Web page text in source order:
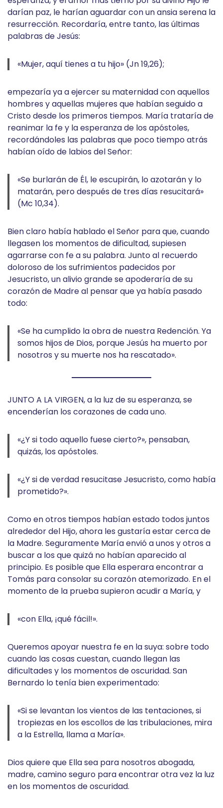
darían paz, le harían aguardar con un ansia serena la
resurrección. Recordaría, entre tanto, las últimas
palabras de Jesús:
«Mujer, aquí tienes a tu hijo» (Jn 19,26);
empezaría ya a ejercer su maternidad con aquellos
hombres y aquellas mujeres que habían seguido a
Cristo desde los primeros tiempos. María trataría de
reanimar la fe y la esperanza de los apóstoles,
recordándoles las palabras que poco tiempo atrás
habían oído de labios del Señor:
«Se burlarán de Él, le escupirán, lo azotarán y lo
matarán, pero después de tres días resucitará»
(Mc 10,34).
Bien claro había hablado el Señor para que, cuando
llegasen los momentos de dificultad, supiesen
agarrarse con fe a su palabra. Junto al recuerdo
doloroso de los sufrimientos padecidos por
Jesucristo, un alivio grande se apoderaría de su
corazón de Madre al pensar que ya había pasado
todo:
«Se ha cumplido la obra de nuestra Redención. Ya
somos hijos de Dios, porque Jesús ha muerto por
nosotros y su muerte nos ha rescatado».
JUNTO A LA VIRGEN, a la luz de su esperanza, se
encenderían los corazones de cada uno.
«¿Y si todo aquello fuese cierto?», pensaban,
quizás, los apóstoles.
«¿Y si de verdad resucitase Jesucristo, como había
prometido?».
Como en otros tiempos habían estado todos juntos
alrededor del Hijo, ahora les gustaría estar cerca de
la Madre. Seguramente María envió a unos y otros a
buscar a los que quizá no habían aparecido al
principio. Es posible que Ella esperara encontrar a
Tomás para consolar su corazón atemorizado. En el
momento de la prueba supieron acudir a María, y
«con Ella, ¡qué fácil!».
Queremos apoyar nuestra fe en la suya: sobre todo
cuando las cosas cuestan, cuando llegan las
dificultades y los momentos de oscuridad. San
Bernardo lo tenía bien experimentado:
«Si se levantan los vientos de las tentaciones, si
tropiezas en los escollos de las tribulaciones, mira
a la Estrella, llama a María».
Dios quiere que Ella sea para nosotros abogada,
madre, camino seguro para encontrar otra vez la luz
en los momentos de oscuridad.